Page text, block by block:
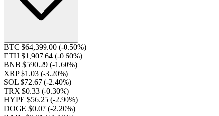
BTC $64,399.00 (-0.50%)
ETH $1,907.64 (-0.60%)
BNB $590.29 (-1.60%)
XRP $1.03 (-3.20%)
SOL $72.67 (-2.40%)
TRX $0.33 (-0.30%)
HYPE $56.25 (-2.90%)
DOGE $0.07 (-2.20%)